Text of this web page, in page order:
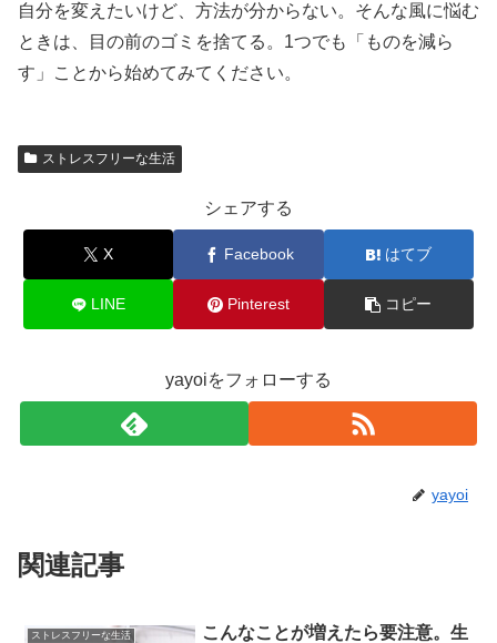
自分を変えたいけど、方法が分からない。そんな風に悩む
ときは、目の前のゴミを捨てる。1つでも「ものを減ら
す」ことから始めてみてください。
ストレスフリーな生活
シェアする
X Facebook はてブ
LINE Pinterest コピー
yayoiをフォローする
yayoi
関連記事
ストレスフリーな生活
こんなことが増えたら要注意。生